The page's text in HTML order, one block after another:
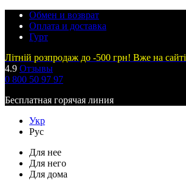
Обмен и возврат
Оплата и доставка
Гурт
Літній розпродаж до -500 грн! Вже на сайті
4.9 Отзывы
0 800 50 97 97
Бесплатная горячая линия
Укр
Рус
Для нее
Для него
Для дома